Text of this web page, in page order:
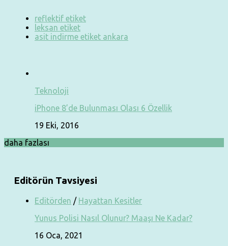
reflektif etiket
leksan etiket
asit indirme etiket ankara
Teknoloji
iPhone 8’de Bulunması Olası 6 Özellik
19 Eki, 2016
daha fazlası
Editörün Tavsiyesi
Editörden / Hayattan Kesitler
Yunus Polisi Nasıl Olunur? Maaşı Ne Kadar?
16 Oca, 2021